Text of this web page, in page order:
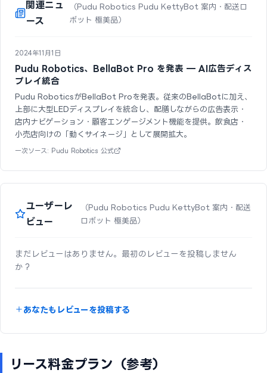
関連ニュ
ース
（Pudu Robotics Pudu KettyBot 案内・配送ロ
ボット 極美品）
2024年11月1日
Pudu Robotics、BellaBot Pro を発表 — AI広告ディス
プレイ統合
Pudu RoboticsがBellaBot Proを発表。従来のBellaBotに加え、
上部に大型LEDディスプレイを統合し、配膳しながらの広告表示・
店内ナビゲーション・顧客エンゲージメント機能を提供。飲食店・
小売店向けの「動くサイネージ」として展開拡大。
一次ソース: Pudu Robotics 公式
ユーザーレ
ビュー
（Pudu Robotics Pudu KettyBot 案内・配送
ロボット 極美品）
まだレビューはありません。最初のレビューを投稿しません
か？
あなたもレビューを投稿する
リース料金プラン（参考）